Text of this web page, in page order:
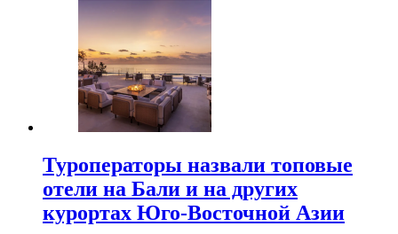
Туроператоры назвали топовые
отели на Бали и на других
курортах Юго-Восточной Азии